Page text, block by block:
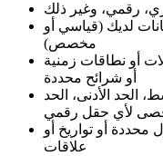
رقمي، وغير ذلك
لديك (قياسي أو
مخصص)
أو نطاقات زمنية
أو شرائح محددة
الحد الأدنى، الحد
لأي حقل رقمي
أو تواريخ أو
علاقات